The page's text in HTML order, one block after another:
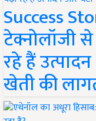
Success
टेक्नोलॉजी
रहे हैं
खेती की